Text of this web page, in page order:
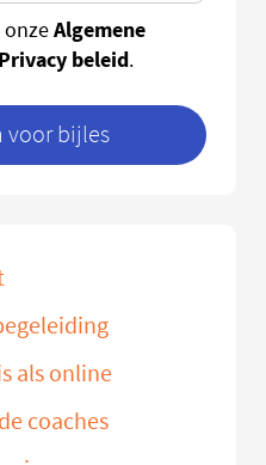
Algemene
Privacy beleid.
voor bijles
als online
coaches